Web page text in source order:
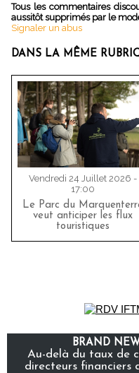
Tous les commentaires
aussitôt supprimés par le
Signaler un abus
DANS LA MÊME
Vendredi 24 Juillet 2026 -
17:00
Le Parc du
veut anticiper les flux
touristiques
BRAND
Au-delà du taux de
directeurs financiers